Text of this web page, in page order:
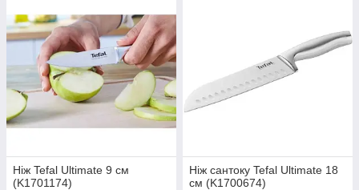
Ніж Tefal Ultimate 9 см
(K1701174)
Ніж сантоку Tefal Ultimate 18
см (K1700674)